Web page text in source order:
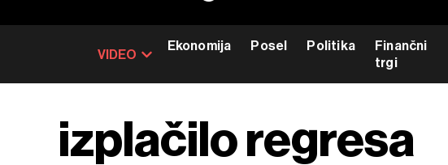
VIDEO
Ekonomija Posel Politika
Finančni
trgi
izplačilo regresa